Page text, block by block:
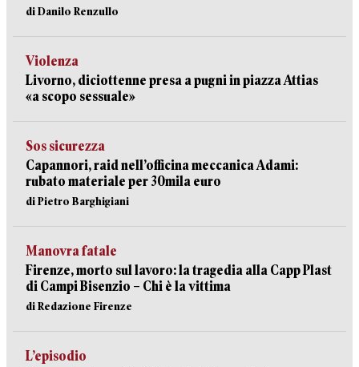
di Danilo Renzullo
Violenza
Livorno, diciottenne presa a pugni in piazza Attias
«a scopo sessuale»
Sos sicurezza
Capannori, raid nell’officina meccanica Adami:
rubato materiale per 30mila euro
di Pietro Barghigiani
Manovra fatale
Firenze, morto sul lavoro: la tragedia alla Capp Plast
di Campi Bisenzio – Chi è la vittima
di Redazione Firenze
L’episodio